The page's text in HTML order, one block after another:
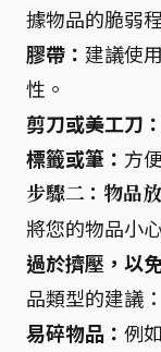
據物品的脆弱
膠帶： 建議使
性。
剪刀或美工刀：
標籤或筆： 方
步驟二：物品
將您的物品小
過於擠壓，以
品類型的建議：
易碎物品： 例